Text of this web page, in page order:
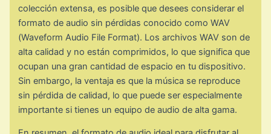
colección extensa, es posible que desees considerar el
formato de audio sin pérdidas conocido como WAV
(Waveform Audio File Format). Los archivos WAV son de
alta calidad y no están comprimidos, lo que significa que
ocupan una gran cantidad de espacio en tu dispositivo.
Sin embargo, la ventaja es que la música se reproduce
sin pérdida de calidad, lo que puede ser especialmente
importante si tienes un equipo de audio de alta gama.